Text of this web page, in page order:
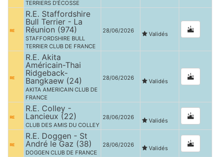
TERRIERS D’ÉCOSSE
RE
R.E. Staffordshire
Bull Terrier - La
Réunion (974)
STAFFORDSHIRE BULL
TERRIER CLUB DE FRANCE
28/06/2026 Validés
RE
R.E. Akita
Américain-Thai
Ridgeback-
Bangkaew (24)
AKITA AMERICAIN CLUB DE
FRANCE
28/06/2026 Validés
RE
R.E. Colley -
Lancieux (22)
CLUB DES AMIS DU COLLEY
28/06/2026 Validés
RE
R.E. Doggen - St
André le Gaz (38)
DOGGEN CLUB DE FRANCE
28/06/2026 Validés